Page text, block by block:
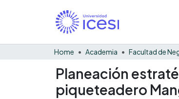
Home Academia
Planeación
piqueteadero